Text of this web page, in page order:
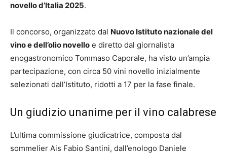
novello d’Italia 2025.
Il concorso, organizzato dal Nuovo Istituto nazionale del
vino e dell’olio novello e diretto dal giornalista
enogastronomico Tommaso Caporale, ha visto un’ampia
partecipazione, con circa 50 vini novello inizialmente
selezionati dall’Istituto, ridotti a 17 per la fase finale.
Un giudizio unanime per il vino calabrese
L’ultima commissione giudicatrice, composta dal
sommelier Ais Fabio Santini, dall’enologo Daniele